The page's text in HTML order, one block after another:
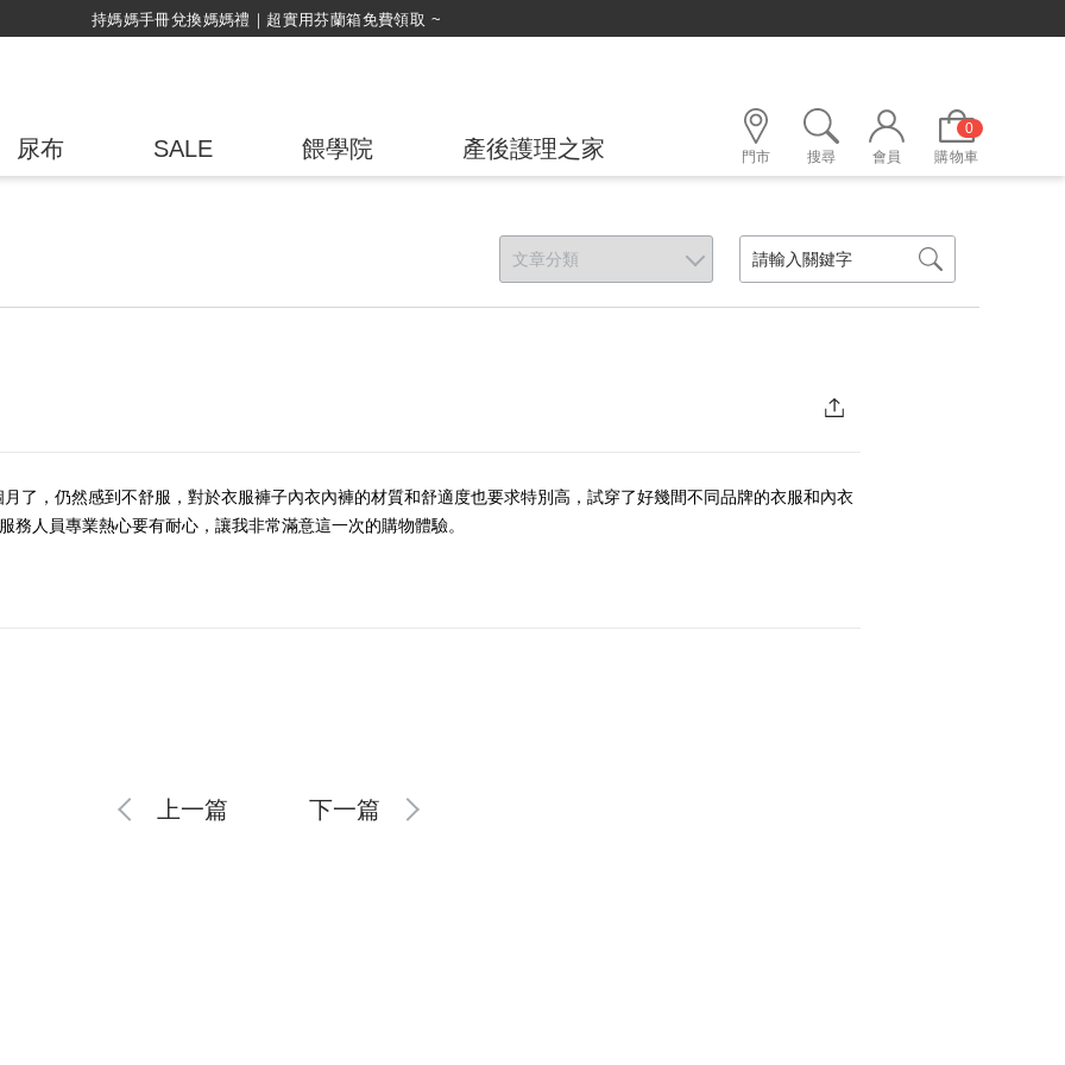
持媽媽手冊兌換媽媽禮｜超實用芬蘭箱免費領取 ~
尿布 SALE 餵學院 產後護理之家 門市 搜尋 會員
0
購物車
了，仍然感到不舒服，對於衣服褲子內衣內褲的材質和舒適度也要求特別高，試穿了好幾間不同品牌的衣服和內衣
人員專業熱心要有耐心，讓我非常滿意這一次的購物體驗。
上一篇 下一篇